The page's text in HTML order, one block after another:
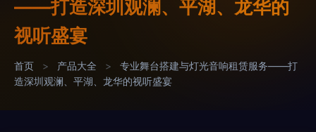
——打造深圳观澜、平湖、龙华的
视听盛宴
首页 > 产品大全 >
专业舞台搭建与灯光音响租赁服务——打
造深圳观澜、平湖、龙华的视听盛宴